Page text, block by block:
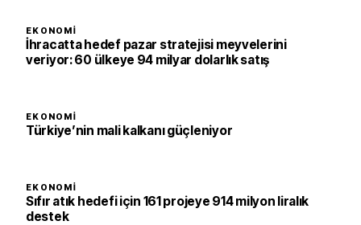
EKONOMI
İhracatta hedef pazar stratejisi meyvelerini
veriyor: 60 ülkeye 94 milyar dolarlık satış
EKONOMI
Türkiye’nin mali kalkanı güçleniyor
EKONOMI
Sıfır atık hedefi için 161 projeye 914 milyon liralık
destek